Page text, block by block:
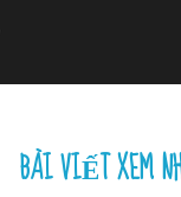
BÀI VIẾT XEM